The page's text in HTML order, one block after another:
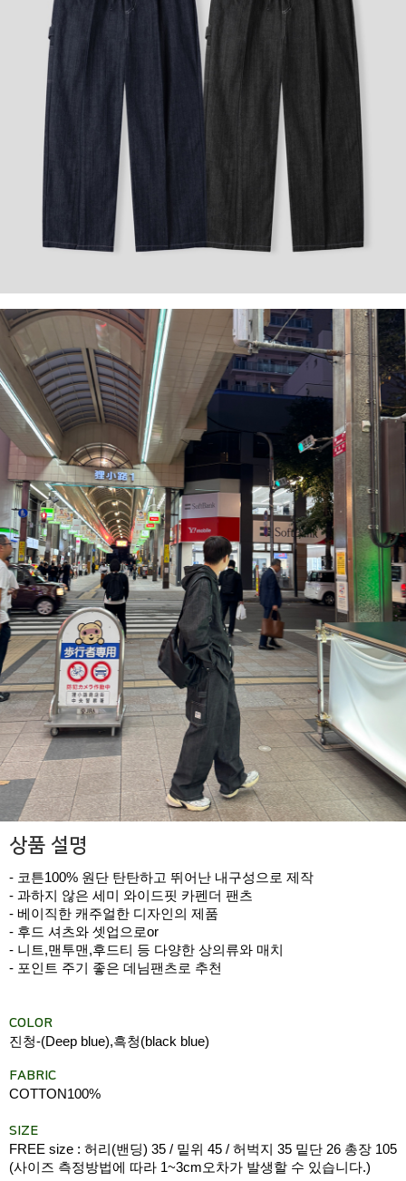
상품 설명
- 코튼100% 원단 탄탄하고 뛰어난 내구성으로 제작
- 과하지 않은 세미 와이드핏 카펜더 팬츠
- 베이직한 캐주얼한 디자인의 제품
- 후드 셔츠와 셋업으로or
- 니트,맨투맨,후드티 등 다양한 상의류와 매치
- 포인트 주기 좋은 데님팬츠로 추천
COLOR
진청-(Deep blue),흑청(black blue)
FABRIC
COTTON100%
SIZE
FREE size : 허리(밴딩) 35 / 밑위 45 / 허벅지 35 밑단 26 총장 105
(사이즈 측정방법에 따라 1~3cm오차가 발생할 수 있습니다.)